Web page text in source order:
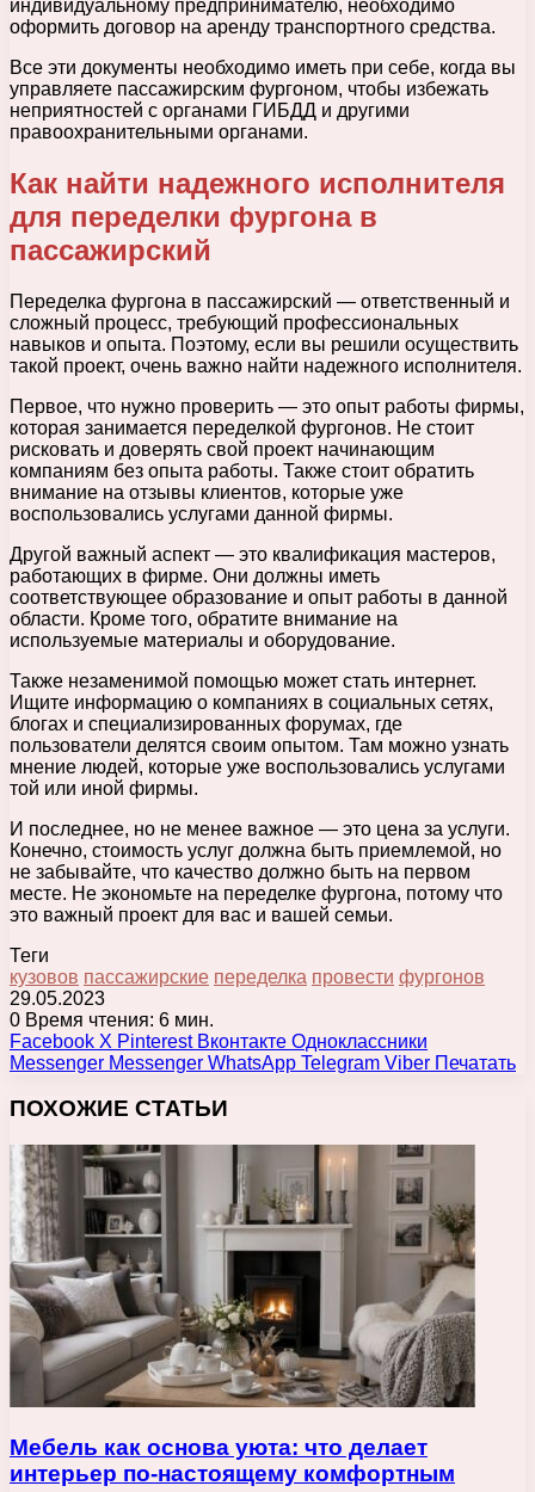
индивидуальному предпринимателю, необходимо
оформить договор на аренду транспортного средства.
Все эти документы необходимо иметь при себе, когда вы
управляете пассажирским фургоном, чтобы избежать
неприятностей с органами ГИБДД и другими
правоохранительными органами.
Как найти надежного исполнителя
для переделки фургона в
пассажирский
Переделка фургона в пассажирский — ответственный и
сложный процесс, требующий профессиональных
навыков и опыта. Поэтому, если вы решили осуществить
такой проект, очень важно найти надежного исполнителя.
Первое, что нужно проверить — это опыт работы фирмы,
которая занимается переделкой фургонов. Не стоит
рисковать и доверять свой проект начинающим
компаниям без опыта работы. Также стоит обратить
внимание на отзывы клиентов, которые уже
воспользовались услугами данной фирмы.
Другой важный аспект — это квалификация мастеров,
работающих в фирме. Они должны иметь
соответствующее образование и опыт работы в данной
области. Кроме того, обратите внимание на
используемые материалы и оборудование.
Также незаменимой помощью может стать интернет.
Ищите информацию о компаниях в социальных сетях,
блогах и специализированных форумах, где
пользователи делятся своим опытом. Там можно узнать
мнение людей, которые уже воспользовались услугами
той или иной фирмы.
И последнее, но не менее важное — это цена за услуги.
Конечно, стоимость услуг должна быть приемлемой, но
не забывайте, что качество должно быть на первом
месте. Не экономьте на переделке фургона, потому что
это важный проект для вас и вашей семьи.
Теги
кузовов пассажирские переделка провести фургонов
29.05.2023
0 Время чтения: 6 мин.
Facebook X Pinterest Вконтакте Одноклассники
Messenger Messenger WhatsApp Telegram Viber Печатать
ПОХОЖИЕ СТАТЬИ
Мебель как основа уюта: что делает
интерьер по-настоящему комфортным